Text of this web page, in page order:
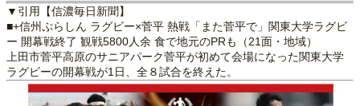
▼引用【信濃毎日新聞】
■+信州ぷらしん ラグビー×菅平 熱戦「また菅平で」関東大学ラグビ
ー 開幕戦終了 観戦5800人余 食で地元のPRも（21面・地域）
上田市菅平高原のサニアパーク菅平が初めて会場になった関東大学
ラグビーの開幕戦が1日、全８試合を終えた。